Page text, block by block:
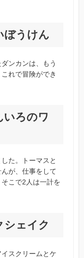
ぼうけん
ンカンは、もう
れで冒険ができ
いろのワ
た。トーマスと
が、仕事をして
こで2人は一計を
シェイク
スクリームとケ